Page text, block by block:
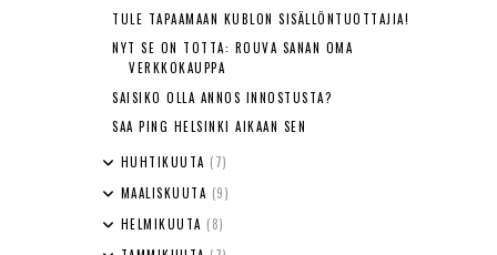
TULE TAPAAMAAN KUBLON SISÄLLÖNTUOTTAJIA!
NYT SE ON TOTTA: ROUVA SANAN OMA
VERKKOKAUPPA
SAISIKO OLLA ANNOS INNOSTUSTA?
SAA PING HELSINKI AIKAAN SEN
HUHTIKUUTA (7)
MAALISKUUTA (9)
HELMIKUUTA (8)